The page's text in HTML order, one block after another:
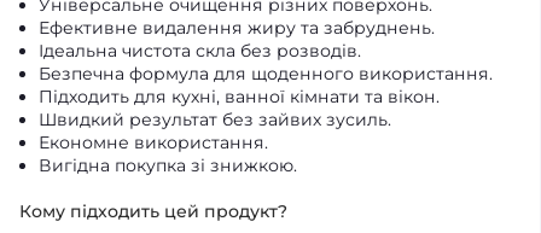
Універсальне очищення різних поверхонь.
Ефективне видалення жиру та забруднень.
Ідеальна чистота скла без розводів.
Безпечна формула для щоденного використання.
Підходить для кухні, ванної кімнати та вікон.
Швидкий результат без зайвих зусиль.
Економне використання.
Вигідна покупка зі знижкою.
Кому підходить цей продукт?